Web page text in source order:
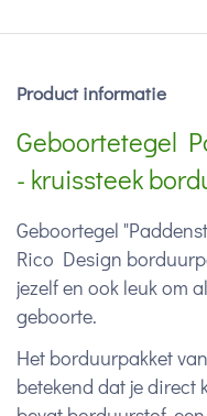
Product informatie
Geboortetegel
- kruissteek
Geboortegel
Rico Design
jezelf en ook leuk om
geboorte.
Het borduurpakket
betekend dat je